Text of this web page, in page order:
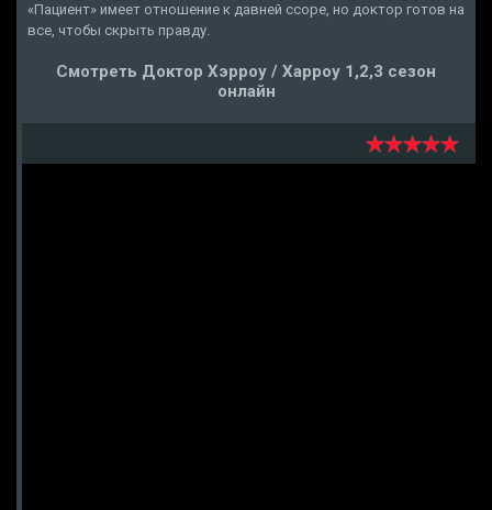
«Пациент» имеет отношение к давней ссоре, но доктор готов на
все, чтобы скрыть правду.
Смотреть Доктор Хэрроу / Харроу 1,2,3 сезон
онлайн